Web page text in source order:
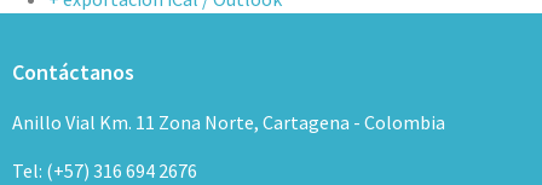
Contáctanos
Anillo Vial Km. 11 Zona Norte, Cartagena - Colombia
Tel: (+57) 316 694 2676